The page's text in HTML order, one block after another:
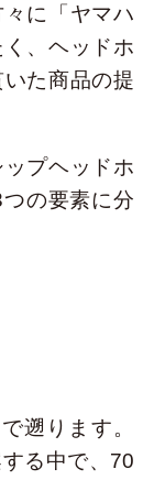
に「ヤマハ
、ヘッドホ
た商品の提
プヘッドホ
の要素に分
遡ります。
る中で、70